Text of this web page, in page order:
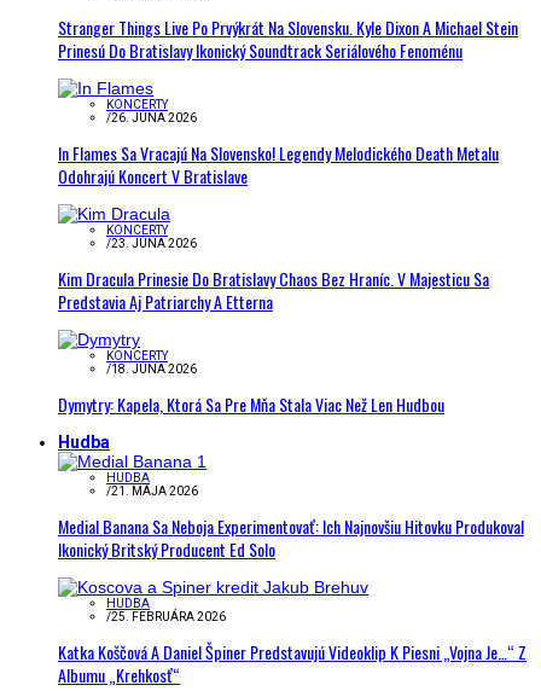
Stranger Things Live Po Prvýkrát Na Slovensku. Kyle Dixon A Michael Stein
Prinesú Do Bratislavy Ikonický Soundtrack Seriálového Fenoménu
KONCERTY
/26. JÚNA 2026
In Flames Sa Vracajú Na Slovensko! Legendy Melodického Death Metalu
Odohrajú Koncert V Bratislave
KONCERTY
/23. JÚNA 2026
Kim Dracula Prinesie Do Bratislavy Chaos Bez Hraníc. V Majesticu Sa
Predstavia Aj Patriarchy A Etterna
KONCERTY
/18. JÚNA 2026
Dymytry: Kapela, Ktorá Sa Pre Mňa Stala Viac Než Len Hudbou
Hudba
HUDBA
/21. MÁJA 2026
Medial Banana Sa Neboja Experimentovať: Ich Najnovšiu Hitovku Produkoval
Ikonický Britský Producent Ed Solo
HUDBA
/25. FEBRUÁRA 2026
Katka Koščová A Daniel Špiner Predstavujú Videoklip K Piesni „Vojna Je…“ Z
Albumu „Krehkosť“